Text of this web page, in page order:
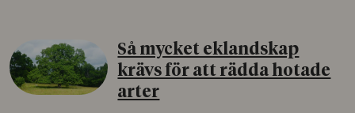
Så mycket eklandskap
krävs för att rädda hotade
arter